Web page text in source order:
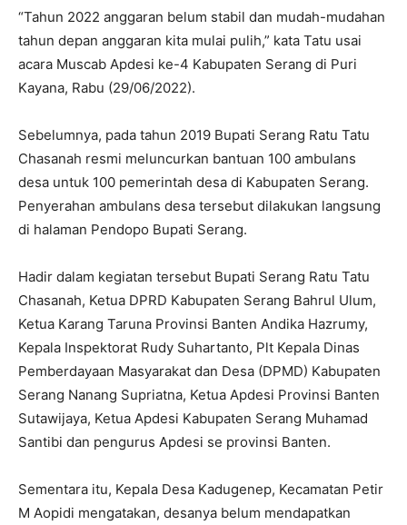
“Tahun 2022 anggaran belum stabil dan mudah-mudahan
tahun depan anggaran kita mulai pulih,” kata Tatu usai
acara Muscab Apdesi ke-4 Kabupaten Serang di Puri
Kayana, Rabu (29/06/2022).
Sebelumnya, pada tahun 2019 Bupati Serang Ratu Tatu
Chasanah resmi meluncurkan bantuan 100 ambulans
desa untuk 100 pemerintah desa di Kabupaten Serang.
Penyerahan ambulans desa tersebut dilakukan langsung
di halaman Pendopo Bupati Serang.
Hadir dalam kegiatan tersebut Bupati Serang Ratu Tatu
Chasanah, Ketua DPRD Kabupaten Serang Bahrul Ulum,
Ketua Karang Taruna Provinsi Banten Andika Hazrumy,
Kepala Inspektorat Rudy Suhartanto, Plt Kepala Dinas
Pemberdayaan Masyarakat dan Desa (DPMD) Kabupaten
Serang Nanang Supriatna, Ketua Apdesi Provinsi Banten
Sutawijaya, Ketua Apdesi Kabupaten Serang Muhamad
Santibi dan pengurus Apdesi se provinsi Banten.
Sementara itu, Kepala Desa Kadugenep, Kecamatan Petir
M Aopidi mengatakan, desanya belum mendapatkan